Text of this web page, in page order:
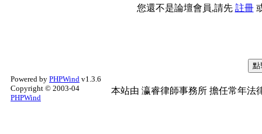
您還不是論壇會員,請先 註冊
Powered by PHPWind v1.3.6
Copyright © 2003-04
PHPWind
本站由 瀛睿律師事務所 擔任常年法